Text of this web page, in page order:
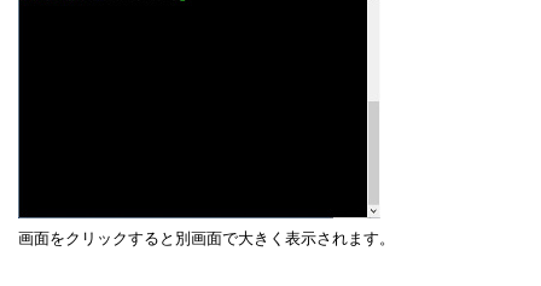
画面をクリックすると別画面で大きく表示されます。